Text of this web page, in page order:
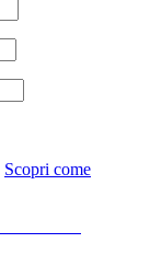
Scopri come